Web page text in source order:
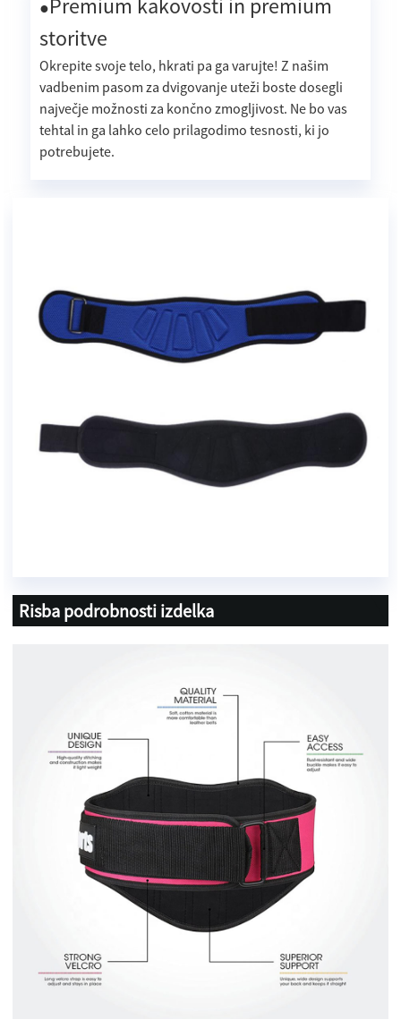
●Premium kakovosti in premium
storitve
Okrepite svoje telo, hkrati pa ga varujte! Z našim
vadbenim pasom za dvigovanje uteži boste dosegli
največje možnosti za končno zmogljivost. Ne bo vas
tehtal in ga lahko celo prilagodimo tesnosti, ki jo
potrebujete.
Risba podrobnosti izdelka